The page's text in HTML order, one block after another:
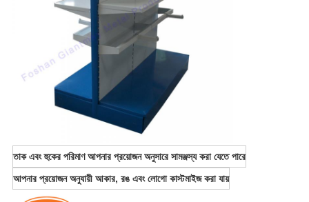
তাক এবং হুকের পরিমাণ আপনার প্রয়োজন অনুসারে সামঞ্জস্য করা যেতে পারে
আপনার প্রয়োজন অনুযায়ী আকার, রঙ এবং লোগো কাস্টমাইজ করা যায়